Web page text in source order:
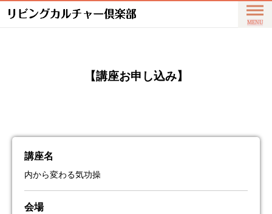
【講座お申し込み】
講座名
内から変わる気功操
会場